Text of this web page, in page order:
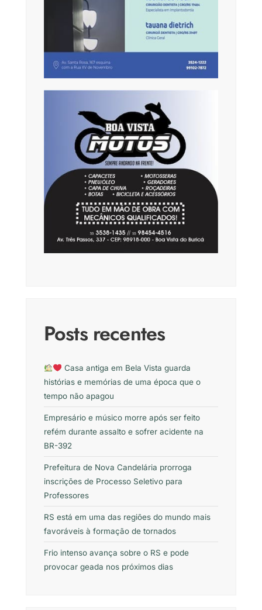
Posts recentes
Casa antiga em Bela Vista guarda
histórias e memórias de uma época que o
tempo não apagou
Empresário e músico morre após ser feito
refém durante assalto e sofrer acidente na
BR-392
Prefeitura de Nova Candelária prorroga
inscrições de Processo Seletivo para
Professores
RS está em uma das regiões do mundo mais
favoráveis à formação de tornados
Frio intenso avança sobre o RS e pode
provocar geada nos próximos dias